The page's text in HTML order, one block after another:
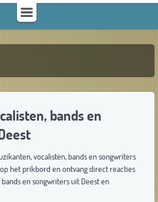
bands en
vocalisten, bands en songwriters
op het prikbord en ontvang direct reacties
en songwriters uit Deest en